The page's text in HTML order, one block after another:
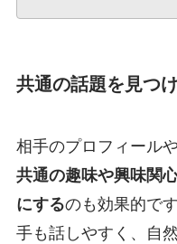
共通の話題を見つ
相手のプロフィール
共通の趣味や興味関
にするのも効果的で
手も話しやすく、自